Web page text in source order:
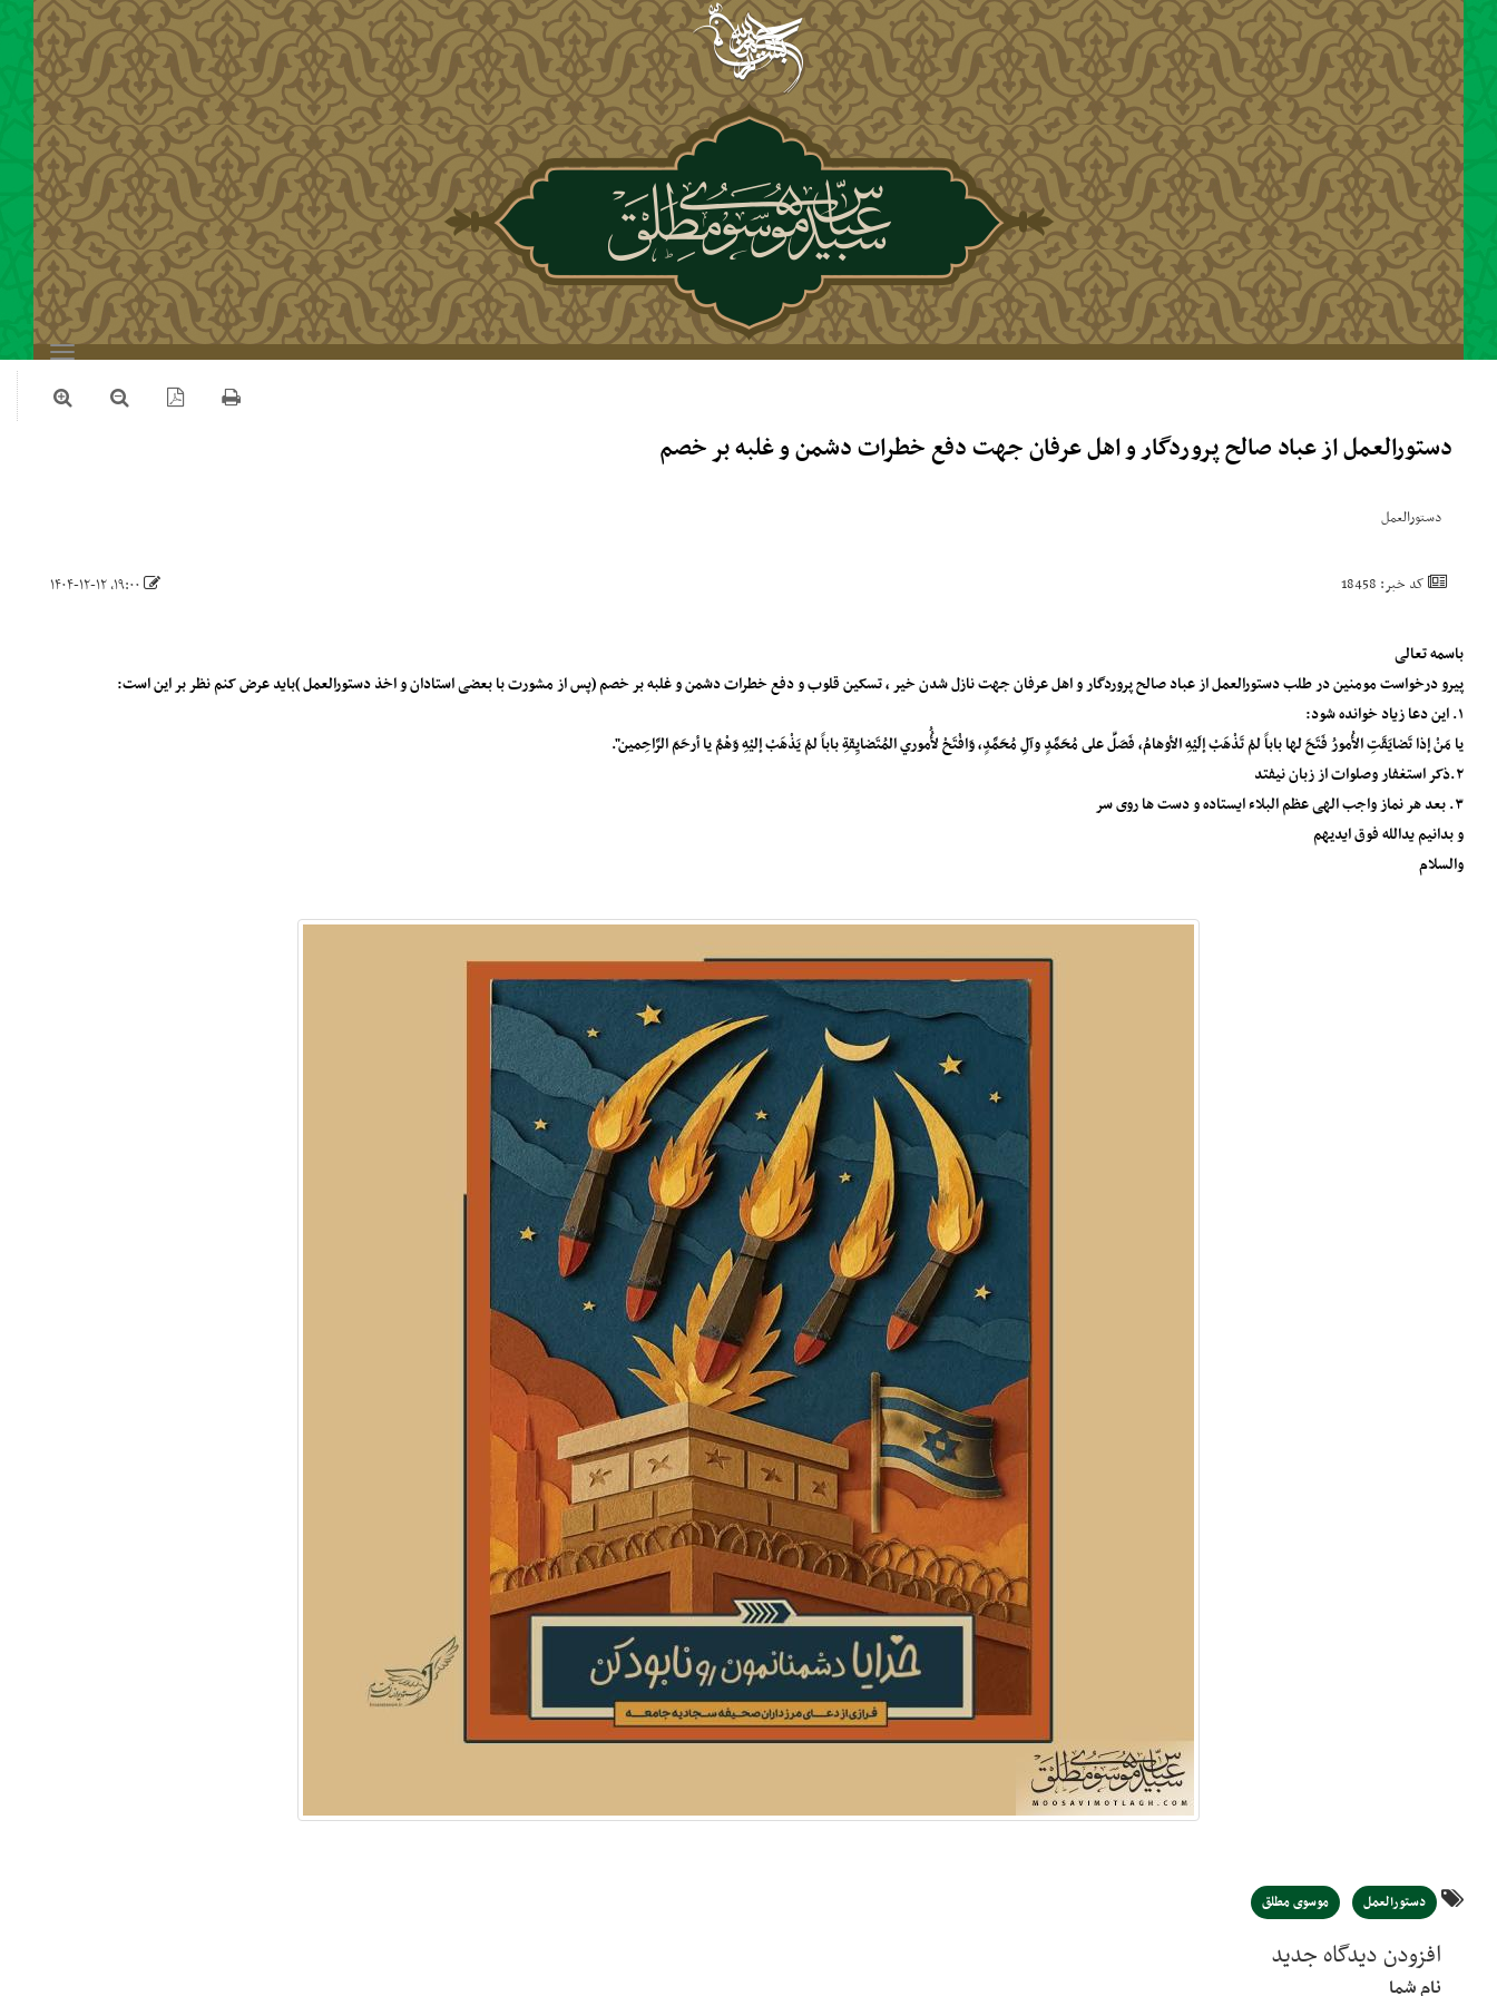
رفتن به محتوای اصلی
Toggle
navigation
دستورالعمل از عباد صالح پروردگار و اهل عرفان جهت دفع خطرات دشمن و غلبه بر خصم
دستورالعمل
کد خبر: 18458
باسمه تعالی
پیرو درخواست مومنین در طلب دستورالعمل از عباد صالح پروردگار و اهل عرفان جهت نازل شدن خیر ، تسکین قلوب و دفع خطرات دشمن و غلبه بر خصم (پس از مشورت با بعضی استادان و اخذ دستورالعمل )باید عرض کنم نظر بر این است:
۱. این دعا زیاد خوانده شود:
يا مَنْ إذا تَضايَقَتِ الأُمورُ فَتَحَ لها باباً لمْ تَذْهَبْ إلَيْهِ الأوهامُ، فَصَلِّ على مُحَمَّدٍ وآلِ مُحَمَّدٍ، وَافْتَحْ لأُُموري المُتَضايِقةِ باباً لمْ يَذْهَبْ إليْهِ وَهْمٌ يا أرحَمَ الرَّاحِمين".
۲.ذکر استغفار و‌صلوات از زبان نیفتد
۳. بعد هر نماز واجب الهی عظم البلاء ایستاده و دست ها روی سر
و بدانیم یدالله فوق ایدیهم
والسلام
دستورالعمل موسوی مطلق
افزودن دیدگاه جدید
نام شما